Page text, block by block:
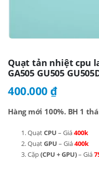
Quạt tản nhiệt cpu
GA505 GU505
400.000 ₫
Hàng mới 100%. BH 1
QuạtCPU – Giá400k
QuạtGPU – Giá400k
Cặp(CPU + GPU)– Giá